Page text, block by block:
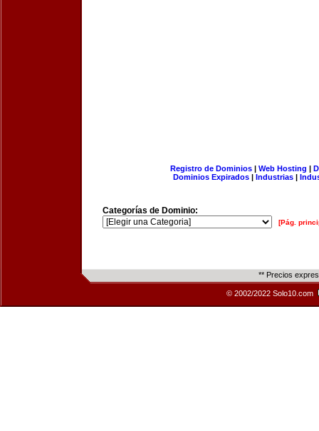
Registro de Dominios| Web Hosting |
Dominios Expirados | Industrias |
Categorías de Dominio:
[Pág.
** Precios
© 2002/2022 Solo10.com